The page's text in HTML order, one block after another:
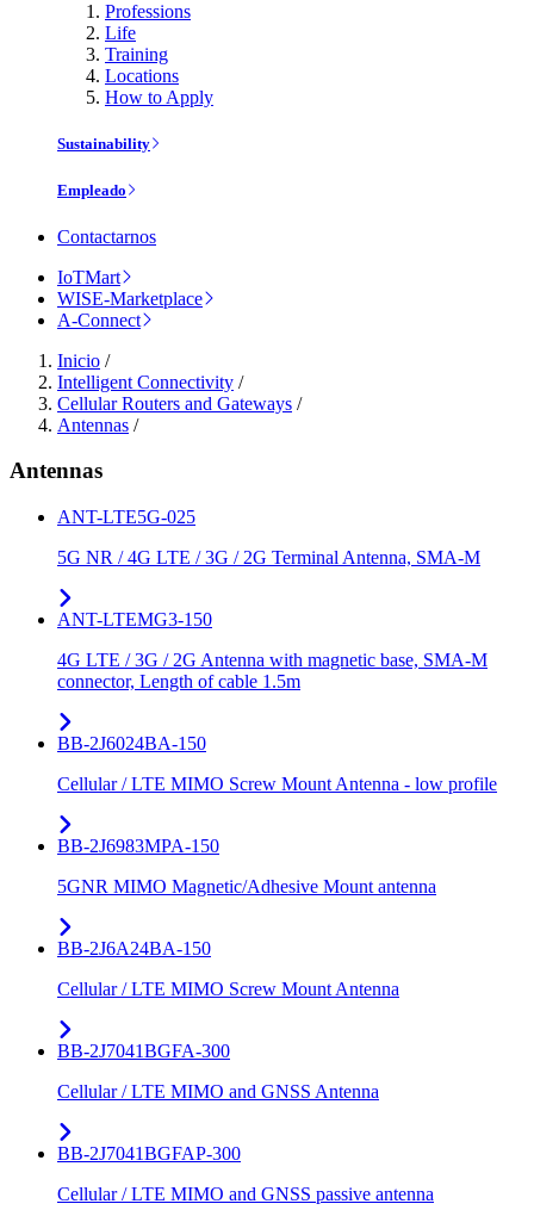
Professions
Life
Training
Locations
How to Apply
Sustainability
Empleado
Contactarnos
IoTMart
WISE-Marketplace
A-Connect
Inicio /
Intelligent Connectivity /
Cellular Routers and Gateways /
Antennas /
Antennas
ANT-LTE5G-025
5G NR / 4G LTE / 3G / 2G Terminal Antenna, SMA-M
ANT-LTEMG3-150
4G LTE / 3G / 2G Antenna with magnetic base, SMA-M
connector, Length of cable 1.5m
BB-2J6024BA-150
Cellular / LTE MIMO Screw Mount Antenna - low profile
BB-2J6983MPA-150
5GNR MIMO Magnetic/Adhesive Mount antenna
BB-2J6A24BA-150
Cellular / LTE MIMO Screw Mount Antenna
BB-2J7041BGFA-300
Cellular / LTE MIMO and GNSS Antenna
BB-2J7041BGFAP-300
Cellular / LTE MIMO and GNSS passive antenna